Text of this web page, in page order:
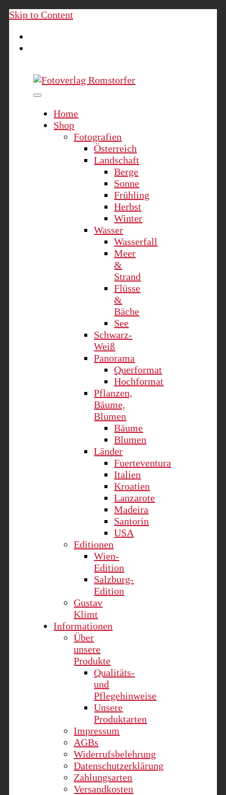
Skip to Content
Home
Shop
Fotografien
Österreich
Landschaft
Berge
Sonne
Frühling
Herbst
Winter
Wasser
Wasserfall
Meer
&
Strand
Flüsse
&
Bäche
See
Schwarz-
Weiß
Panorama
Querformat
Hochformat
Pflanzen,
Bäume,
Blumen
Bäume
Blumen
Länder
Fuerteventura
Italien
Kroatien
Lanzarote
Madeira
Santorin
USA
Editionen
Wien-
Edition
Salzburg-
Edition
Gustav
Klimt
Informationen
Über
unsere
Produkte
Qualitäts-
und
Pflegehinweise
Unsere
Produktarten
Impressum
AGBs
Widerrufsbelehrung
Datenschutzerklärung
Zahlungsarten
Versandkosten